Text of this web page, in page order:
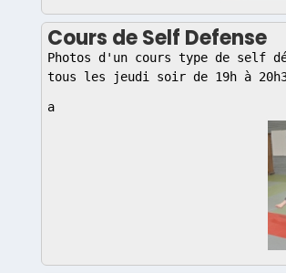
Cours de Self Defense
Photos d'un cours type de self
tous les jeudi soir de 19h à
a